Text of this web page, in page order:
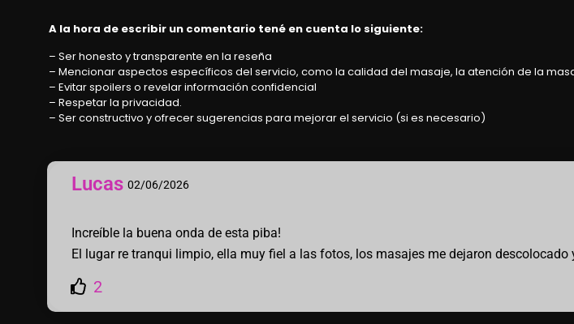
A la hora de escribir un comentario tené en cuenta lo siguiente:
– Ser honesto y transparente en la reseña
– Mencionar aspectos específicos del servicio, como la calidad del masaje, la atención de la
– Evitar spoilers o revelar información confidencial
– Respetar la privacidad.
– Ser constructivo y ofrecer sugerencias para mejorar el servicio (si es necesario)
Lucas 02/06/2026
Increíble la buena onda de esta piba!
El lugar re tranqui limpio, ella muy fiel a las fotos, los masajes me dejaron
2